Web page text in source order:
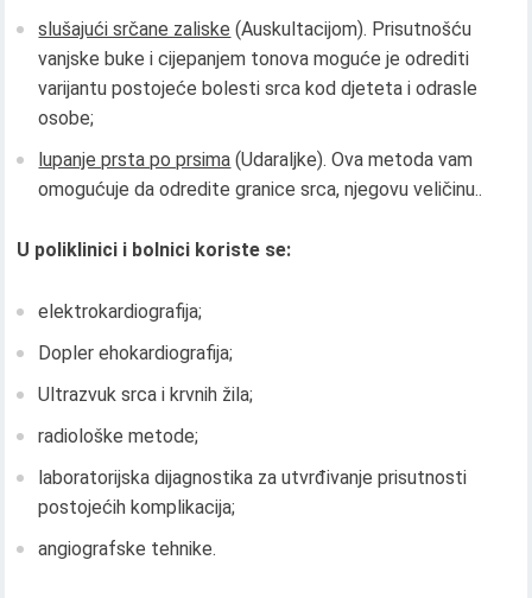
slušajući srčane zaliske (Auskultacijom). Prisutnošću
vanjske buke i cijepanjem tonova moguće je odrediti
varijantu postojeće bolesti srca kod djeteta i odrasle
osobe;
lupanje prsta po prsima (Udaraljke). Ova metoda vam
omogućuje da odredite granice srca, njegovu veličinu..
U poliklinici i bolnici koriste se:
elektrokardiografija;
Dopler ehokardiografija;
Ultrazvuk srca i krvnih žila;
radiološke metode;
laboratorijska dijagnostika za utvrđivanje prisutnosti
postojećih komplikacija;
angiografske tehnike.